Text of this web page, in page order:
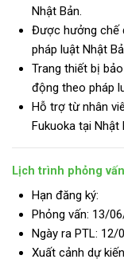
Nhật Bản.
Được hưởng chế
pháp luật Nhật
Trang thiết bị
động theo pháp
Hỗ trợ từ nhân
Fukuoka tại Nhật
Lịch trình phỏng
Hạn đăng ký:
Phỏng vấn: 13/
Ngày ra PTL: 12/
Xuất cảnh dự